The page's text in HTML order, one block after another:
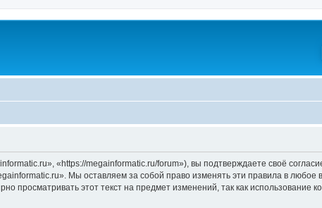
«https://megainformatic.ru/forum»), вы подтверждаете своё
Мы оставляем за собой право изменять эти правила в любое
просматривать этот текст на предмет изменений, так как использование